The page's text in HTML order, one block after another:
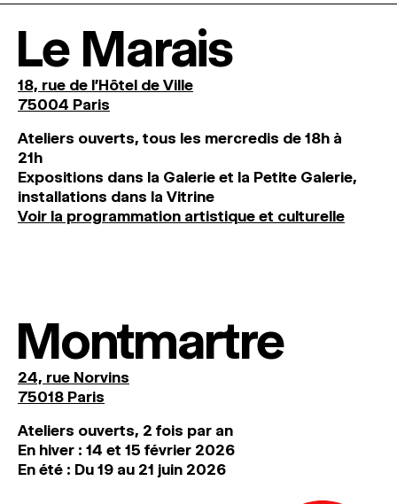
Le Marais
18, rue de l'Hôtel de Ville
75004 Paris
Ateliers ouverts, tous les mercredis de 18h à
21h
Expositions dans la Galerie et la Petite Galerie,
installations dans la Vitrine
Voir la programmation artistique et culturelle
Montmartre
24, rue Norvins
75018 Paris
Ateliers ouverts, 2 fois par an
En hiver : 14 et 15 février 2026
En été : Du 19 au 21 juin 2026